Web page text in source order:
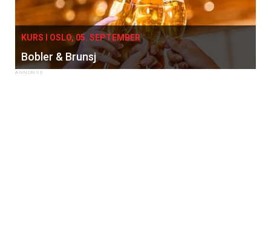
KURS I OSLO, 05. SEPTEMBER
Bobler & Brunsj